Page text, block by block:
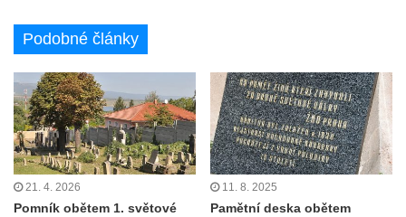
Podobné články
21. 4. 2026
Pomník obětem 1. světové
11. 8. 2025
Pamětní deska obětem